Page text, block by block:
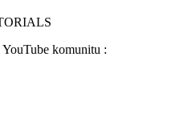
komunitu :